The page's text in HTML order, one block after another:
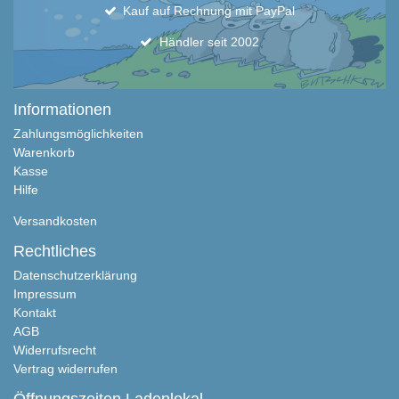
Kauf auf Rechnung mit PayPal
Händler seit 2002
Informationen
Zahlungsmöglichkeiten
Warenkorb
Kasse
Hilfe
Versandkosten
Rechtliches
Datenschutzerklärung
Impressum
Kontakt
AGB
Widerrufsrecht
Vertrag widerrufen